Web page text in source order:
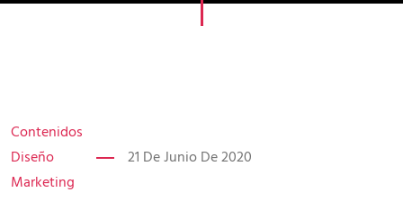
Contenidos
Diseño
Marketing
21 De Junio De 2020